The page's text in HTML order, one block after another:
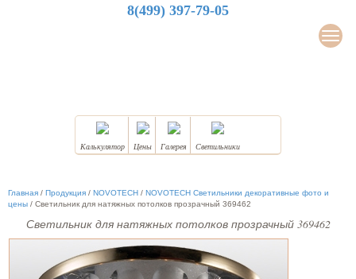
8(499) 397-79-05
Калькулятор Цены Галерея Светильники
Главная / Продукция / NOVOTECH / NOVOTECH Светильники декоративные фото и
цены / Светильник для натяжных потолков прозрачный 369462
Светильник для натяжных потолков прозрачный 369462